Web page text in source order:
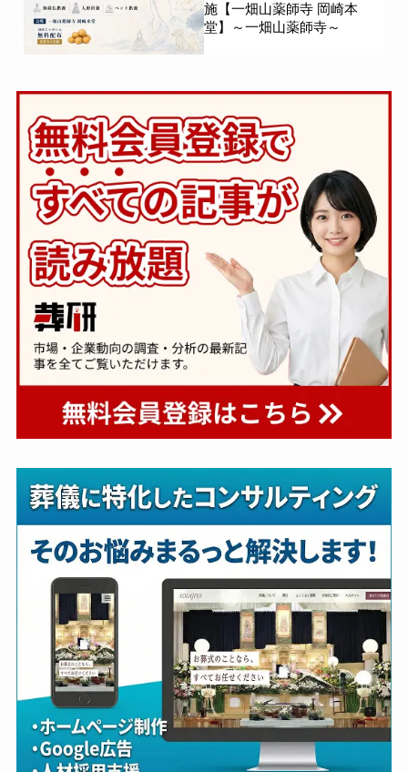
施【一畑山薬師寺 岡崎本
堂】～一畑山薬師寺～